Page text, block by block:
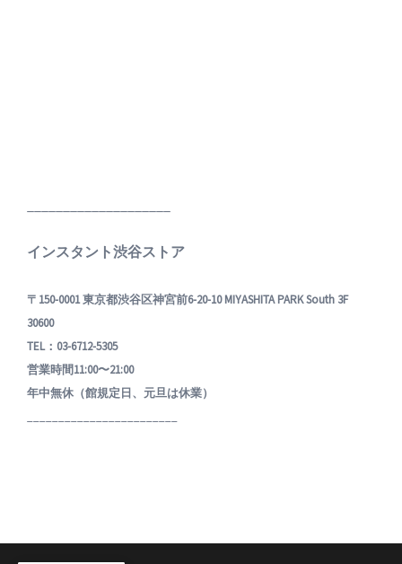
インスタント渋谷ストア
〒150-0001 東京都渋谷区神宮前6-20-10 MIYASHITA PARK South 3F
30600
TEL：03-6712-5305
営業時間11:00〜21:00
年中無休（館規定日、元旦は休業）